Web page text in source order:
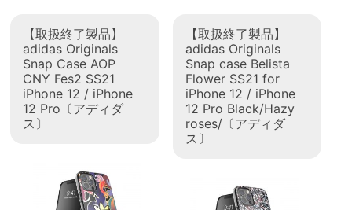
【取扱終了製品】
adidas Originals
Snap Case AOP
CNY Fes2 SS21
iPhone 12 / iPhone
12 Pro〔アディダ
ス〕
【取扱終了製品】
adidas Originals
Snap case Belista
Flower SS21 for
iPhone 12 / iPhone
12 Pro Black/Hazy
roses/〔アディダ
ス〕